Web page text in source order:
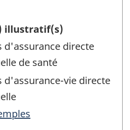
illustratif(s)
d'assurance directe
de santé
d'assurance-vie directe